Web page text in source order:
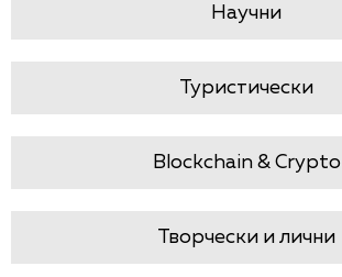
Научни
Туристически
Blockchain & Crypto
Творчески и лични